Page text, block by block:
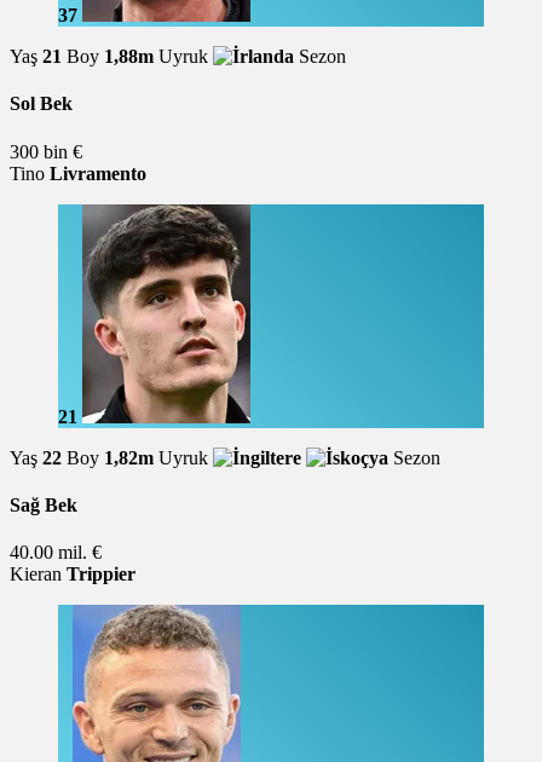
37
Yaş 21 Boy 1,88m Uyruk Sezon
Sol Bek
300 bin €
Tino Livramento
21
Yaş 22 Boy 1,82m Uyruk Sezon
Sağ Bek
40.00 mil. €
Kieran Trippier